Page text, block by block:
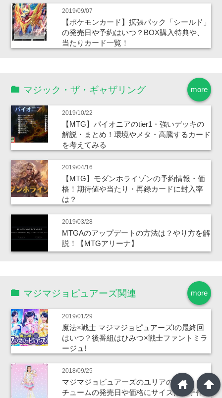
2019/09/07
【ポケモンカード】拡張パック「シールド」
の発売日や予約はいつ？BOX購入特典や、
当たりカード一覧！
more
マジック・ザ・ギャザリング
2019/10/22
【MTG】パイオニアのtier1・強いデッキの
解説・まとめ！環境やメタ・高騰するカード
を考えてみる
2019/04/16
【MTG】モダンホライゾンの予約情報・価
格！期待値や当たり・再録カードに封入率
は？
2019/03/28
MTGAのアップデートの方法は？やり方を解
説！【MTGアリーナ】
more
マジマジョピュアーズ関連
2019/01/29
魔法×戦士 マジマジョピュアーズ!の最終回
はいつ？後番組はひみつ×戦士ファントミラ
ージュ!
2018/09/25
マジマジョピュアーズのユリアの衣装・コス
チュームの発売日や価格にサイズは？手作り
arrowup
home